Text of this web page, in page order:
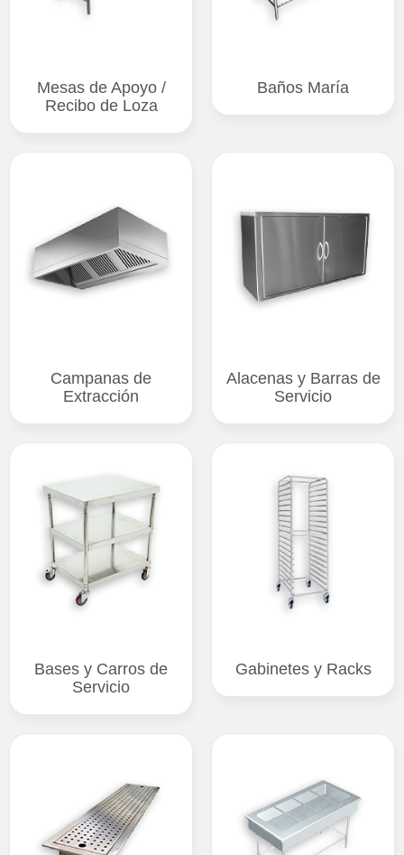
Mesas de Apoyo /
Recibo de Loza
Baños María
Campanas de
Extracción
Alacenas y Barras de
Servicio
Bases y Carros de
Servicio
Gabinetes y Racks